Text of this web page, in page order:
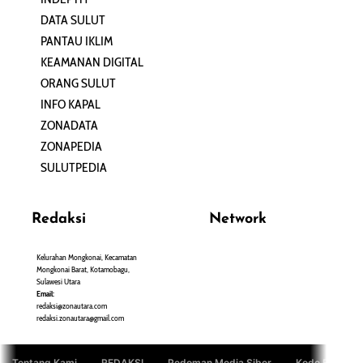
DATA SULUT
PANTAU IKLIM
KEAMANAN DIGITAL
ORANG SULUT
INFO KAPAL
ZONADATA
ZONAPEDIA
SULUTPEDIA
Redaksi
Kelurahan Mongkonai, Kecamatan
Mongkonai Barat, Kotamobagu,
Sulawesi Utara
Email:
redaksi@zonautara.com
redaksi.zonautara@gmail.com
Network